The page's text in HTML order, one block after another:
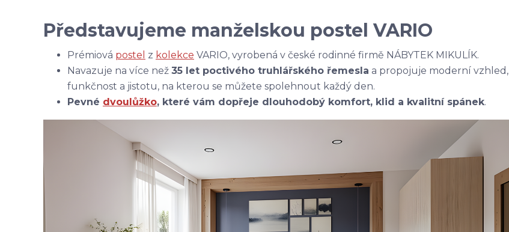
Představujeme manželskou postel VARIO
Prémiová postel z kolekce VARIO, vyrobená v české rodinné firmě NÁBYTEK MIKULÍK.
Navazuje na více než 35 let poctivého truhlářského řemesla a propojuje moderní vzhled,
funkčnost a jistotu, na kterou se můžete spolehnout každý den.
Pevné dvoulůžko, které vám dopřeje dlouhodobý komfort, klid a kvalitní spánek.